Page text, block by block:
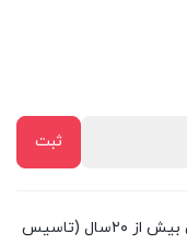
فروشگاه پژواک شاپ با داشتن سابقه‌ی فروش بیش از ۲۰سال (تاسیس